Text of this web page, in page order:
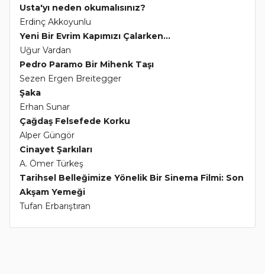
Usta'yı neden okumalısınız?
Erdinç Akkoyunlu
Yeni Bir Evrim Kapımızı Çalarken...
Uğur Vardan
Pedro Paramo Bir Mihenk Taşı
Sezen Ergen Breitegger
Şaka
Erhan Sunar
Çağdaş Felsefede Korku
Alper Güngör
Cinayet Şarkıları
A. Ömer Türkeş
Tarihsel Belleğimize Yönelik Bir Sinema Filmi: Son
Akşam Yemeği
Tufan Erbarıştıran